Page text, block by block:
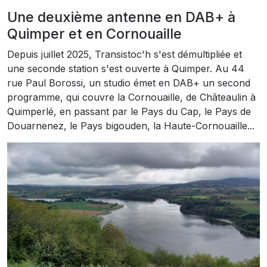
Une deuxième antenne en DAB+ à
Quimper et en Cornouaille
Depuis juillet 2025, Transistoc'h s'est démultipliée et
une seconde station s'est ouverte à Quimper. Au 44
rue Paul Borossi, un studio émet en DAB+ un second
programme, qui couvre la Cornouaille, de Châteaulin à
Quimperlé, en passant par le Pays du Cap, le Pays de
Douarnenez, le Pays bigouden, la Haute-Cornouaille...